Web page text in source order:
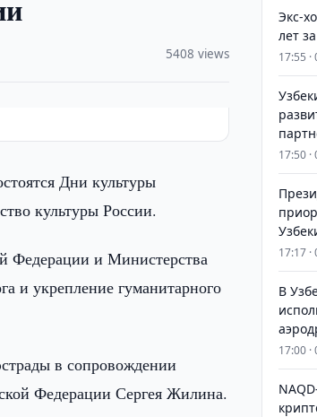
5408 views
Дни культуры
культуры России.
Федерации и Министерства
и укрепление гуманитарного
в сопровождении
Федерации Сергея Жилина.
​​​​​​​Экс-
лет
17:55 ·
17:50 ·
17:17 ·
В
17:00 ·